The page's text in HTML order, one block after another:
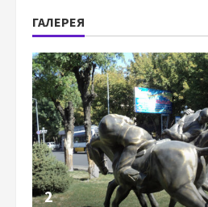
ГАЛЕРЕЯ
2